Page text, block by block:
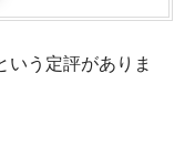
いう定評がありま